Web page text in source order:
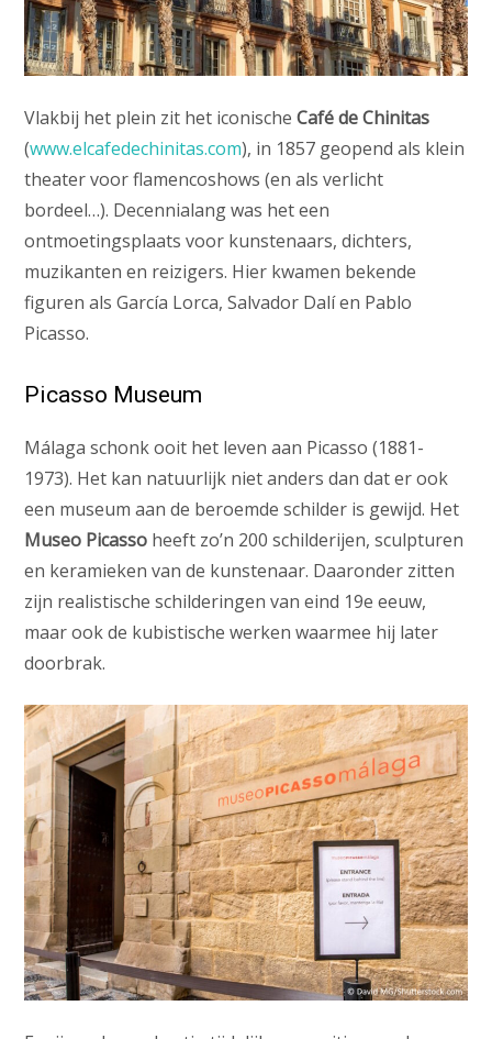
Vlakbij het plein zit het iconischeCafé de Chinitas
(www.elcafedechinitas.com), in 1857 geopend als klein
theater voor flamencoshows (en als verlicht
bordeel…). Decennialang was het een
ontmoetingsplaats voor kunstenaars, dichters,
muzikanten en reizigers. Hier kwamen bekende
figuren als García Lorca, Salvador Dalí en Pablo
Picasso.
Picasso Museum
Málaga schonk ooit het leven aan Picasso (1881-
1973). Het kan natuurlijk niet anders dan dat er ook
een museum aan de beroemde schilder is gewijd. Het
Museo Picasso heeft zo’n 200 schilderijen, sculpturen
en keramieken van de kunstenaar. Daaronder zitten
zijn realistische schilderingen van eind 19e eeuw,
maar ook de kubistische werken waarmee hij later
doorbrak.